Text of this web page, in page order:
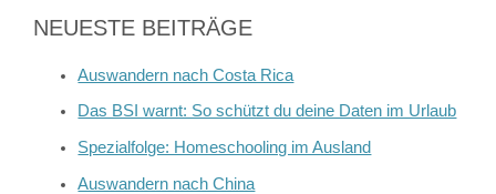
NEUESTE BEITRÄGE
Auswandern nach Costa Rica
Das BSI warnt: So schützt du deine Daten im Urlaub
Spezialfolge: Homeschooling im Ausland
Auswandern nach China